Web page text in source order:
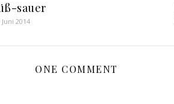
sauer
Juni 2014
ONE COMMENT